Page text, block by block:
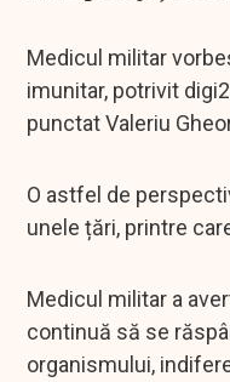
Medicul militar
imunitar, potrivit
punctat Valeriu
O astfel de
unele țări, printre
Medicul militar a
continuă să se
organismului,